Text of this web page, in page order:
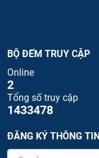
BỘ ĐẾM TRUY CẬP
Online
2
Tổng số truy cập
1433478
ĐĂNG KÝ THÔNG TIN